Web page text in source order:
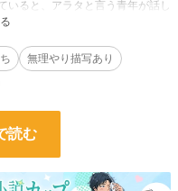
ると、アラタと言う青年が話し
、ミコトと飲みに行くと簡単に酔
覚ましたアラタは両手を拘束さ
で全てワンナイト。二十歳になっ
茶に染めた短髪で派手に見える
無理やり描写あり
読む